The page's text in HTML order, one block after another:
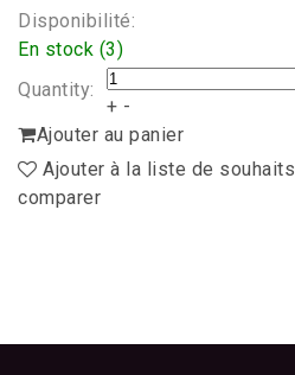
Disponibilité:
En stock (3)
Quantity:
+ -
Ajouter au panier
Ajouter à la liste de souhaits
comparer